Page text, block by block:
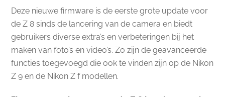
Deze nieuwe firmware is de eerste grote update voor
de Z 8 sinds de lancering van de camera en biedt
gebruikers diverse extra’s en verbeteringen bij het
maken van foto’s en video’s. Zo zijn de geavanceerde
functies toegevoegd die ook te vinden zijn op de Nikon
Z 9 en de Nikon Z f modellen.